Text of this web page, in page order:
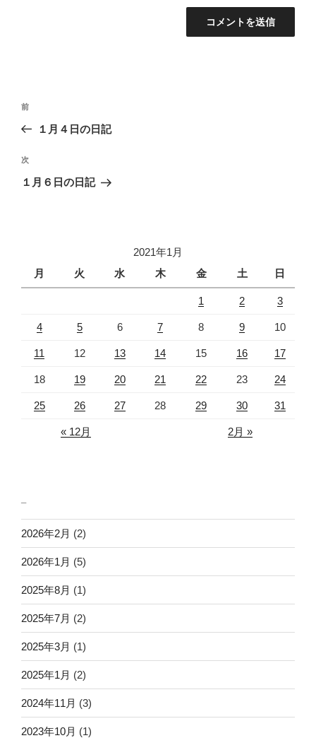
投
ビ
ゲ
過
去
投
稿
前
１月４日の日記
次
の
次
１月６日の日記
2021年1月
月
火 水 木 金 土 日
1 2 3
4 5 6 7 8 9 10
11 12 13 14 15 16 17
18 19 20 21 22 23 24
25 26 27 28 29 30 31
« 12月 2月 »
2026年2月 (2)
2026年1月 (5)
2025年8月 (1)
2025年7月 (2)
2025年3月 (1)
2025年1月 (2)
2024年11月 (3)
2023年10月 (1)